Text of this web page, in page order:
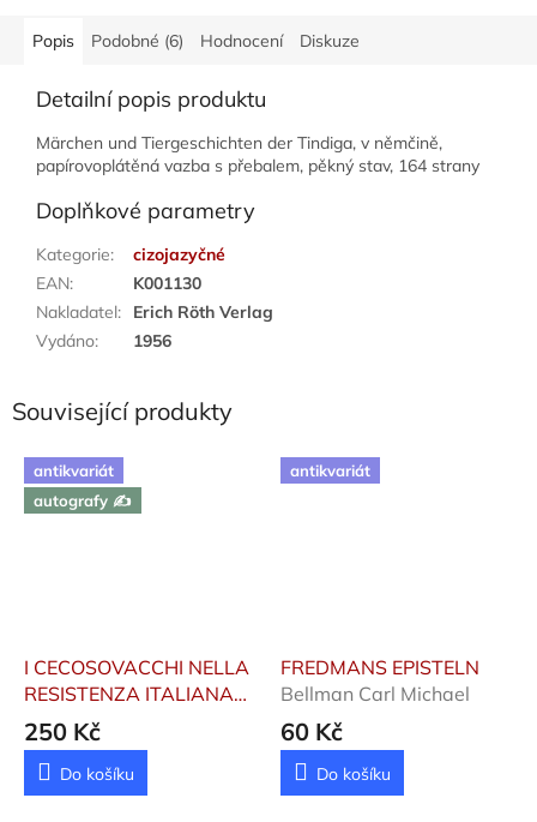
Popis Podobné (6) Hodnocení Diskuze
Detailní popis produktu
Märchen und Tiergeschichten der Tindiga, v němčině,
papírovoplátěná vazba s přebalem, pěkný stav, 164 strany
Doplňkové parametry
Kategorie:
cizojazyčné
EAN:
K001130
Nakladatel:
Erich Röth Verlag
Vydáno: 1956
Související produkty
antikvariát
autografy ✍️
I CECOSOVACCHI NELLA
RESISTENZA ITALIANA
Egoli Emo
250 Kč
Do košíku
antikvariát
FREDMANS EPISTELN
Bellman Carl Michael
60 Kč
Do košíku